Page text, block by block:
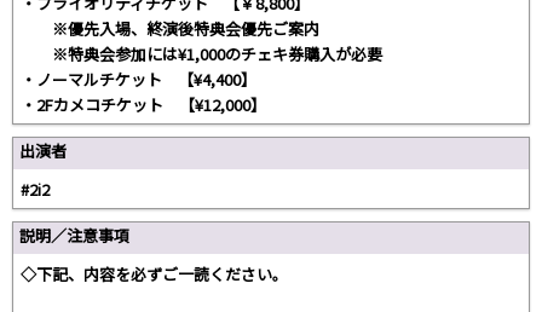
※優先入場、終演後特典会優先ご案内
※特典会参加には¥1,000のチェキ券購入が必要
・ノーマルチケット 【¥4,400】
・2Fカメコチケット 【¥12,000】
出演者
#2i2
説明／注意事項
◇下記、内容を必ずご一読ください。